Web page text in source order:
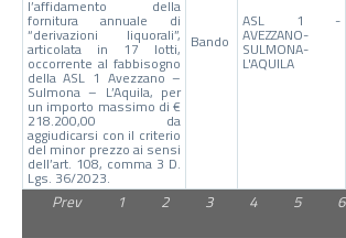
l’affidamento della
fornitura annuale di
“derivazioni liquorali”,
articolata in 17 lotti,
occorrente al fabbisogno
della ASL 1 Avezzano –
Sulmona – L’Aquila, per
un importo massimo di €
218.200,00 da
aggiudicarsi con il criterio
del minor prezzo ai sensi
dell’art. 108, comma 3 D.
Lgs. 36/2023.
Bando
ASL 1 -
AVEZZANO-
SULMONA-
L'AQUILA
Prev 1 2 3 4 5 6